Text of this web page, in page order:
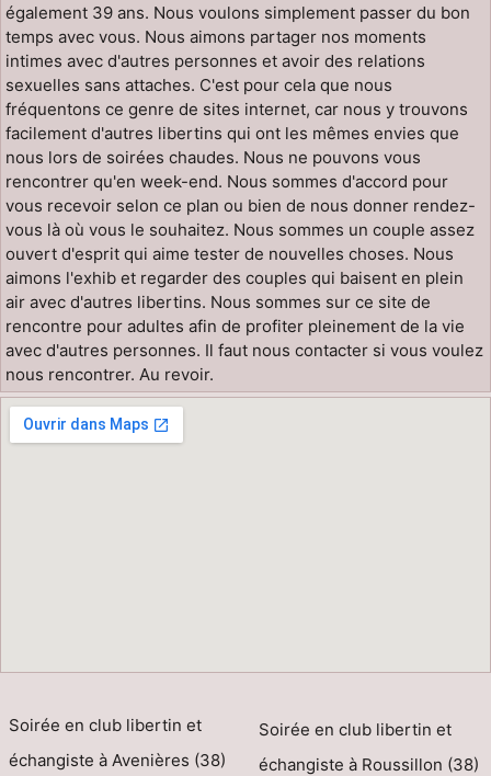
également 39 ans. Nous voulons simplement passer du bon
temps avec vous. Nous aimons partager nos moments
intimes avec d'autres personnes et avoir des relations
sexuelles sans attaches. C'est pour cela que nous
fréquentons ce genre de sites internet, car nous y trouvons
facilement d'autres libertins qui ont les mêmes envies que
nous lors de soirées chaudes. Nous ne pouvons vous
rencontrer qu'en week-end. Nous sommes d'accord pour
vous recevoir selon ce plan ou bien de nous donner rendez-
vous là où vous le souhaitez. Nous sommes un couple assez
ouvert d'esprit qui aime tester de nouvelles choses. Nous
aimons l'exhib et regarder des couples qui baisent en plein
air avec d'autres libertins. Nous sommes sur ce site de
rencontre pour adultes afin de profiter pleinement de la vie
avec d'autres personnes. Il faut nous contacter si vous voulez
nous rencontrer. Au revoir.
Soirée en club libertin et
échangiste à Avenières (38)
Soirée en club libertin et
échangiste à Roussillon (38)